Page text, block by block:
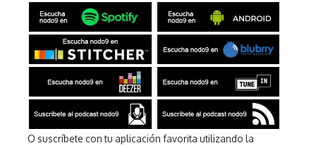
O suscríbete con tu aplicación favorita utilizando la